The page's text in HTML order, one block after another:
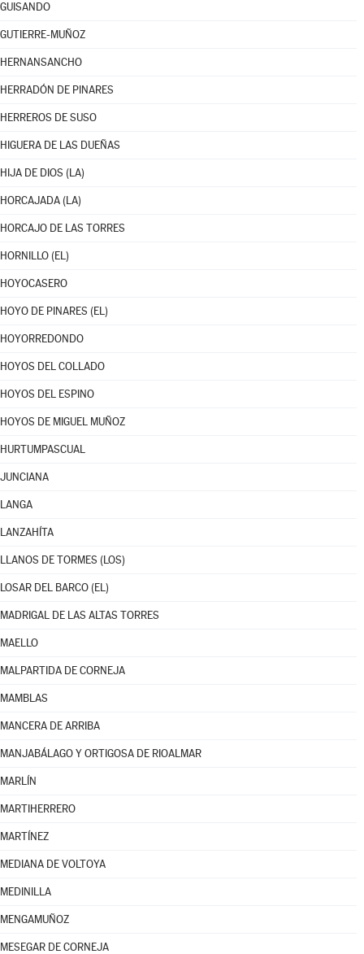
GUISANDO
GUTIERRE-MUÑOZ
HERNANSANCHO
HERRADÓN DE PINARES
HERREROS DE SUSO
HIGUERA DE LAS DUEÑAS
HIJA DE DIOS (LA)
HORCAJADA (LA)
HORCAJO DE LAS TORRES
HORNILLO (EL)
HOYOCASERO
HOYO DE PINARES (EL)
HOYORREDONDO
HOYOS DEL COLLADO
HOYOS DEL ESPINO
HOYOS DE MIGUEL MUÑOZ
HURTUMPASCUAL
JUNCIANA
LANGA
LANZAHÍTA
LLANOS DE TORMES (LOS)
LOSAR DEL BARCO (EL)
MADRIGAL DE LAS ALTAS TORRES
MAELLO
MALPARTIDA DE CORNEJA
MAMBLAS
MANCERA DE ARRIBA
MANJABÁLAGO Y ORTIGOSA DE RIOALMAR
MARLÍN
MARTIHERRERO
MARTÍNEZ
MEDIANA DE VOLTOYA
MEDINILLA
MENGAMUÑOZ
MESEGAR DE CORNEJA